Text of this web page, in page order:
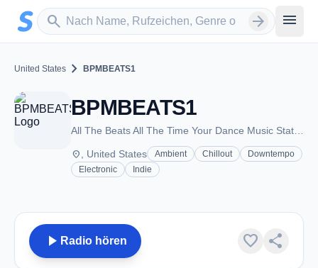
Zum Hauptinhalt springen
search
Sender suchen arrow_forward menu
United States chevron_right BPMBEATS1
BPMBEATS1
place , United States Ambient Chillout
Downtempo
Electronic
Indie
play_arrow Radio hören favorite share